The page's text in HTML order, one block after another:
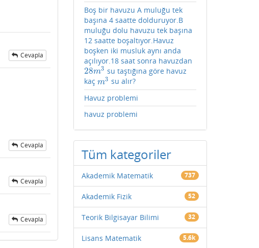
Cevapla
Cevapla
Cevapla
Cevapla
Boş bir havuzu A muluğu tek
başına 4 saatte dolduruyor.B
muluğu dolu havuzu tek başına
12 saatte boşaltıyor.Havuz
boşken iki musluk aynı anda
açılıyor.18 saat sonra havuzdan
28m3
28m3 su taştığına göre havuz
kaç m3
m3 su alır?
Havuz problemi
havuz problemi
Tüm kategoriler
Akademik Matematik 737
Akademik Fizik 52
Teorik Bilgisayar Bilimi 32
Lisans Matematik 5.6k